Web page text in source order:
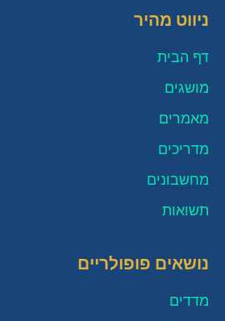
ניווט מהיר
דף הבית
מושגים
מאמרים
מדריכים
מחשבונים
תשואות
נושאים פופולריים
מדדים